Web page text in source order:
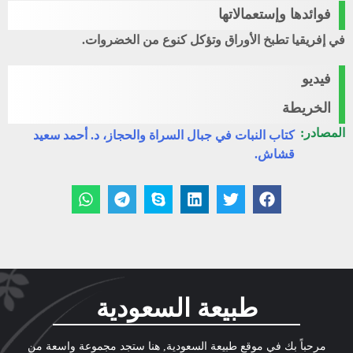
فوائدها وإستعمالاتها
في إفريقيا تطبخ الأوراق وتؤكل كنوع من الخضروات.
فيديو
الخريطة
المصادر: كتاب النبات في جبال السراة والحجاز، د. أحمد سعيد
قشاش.
طبيعة السعودية
مرحباً بك في موقع طبيعة السعودية, هنا ستجد مجموعة واسعة من